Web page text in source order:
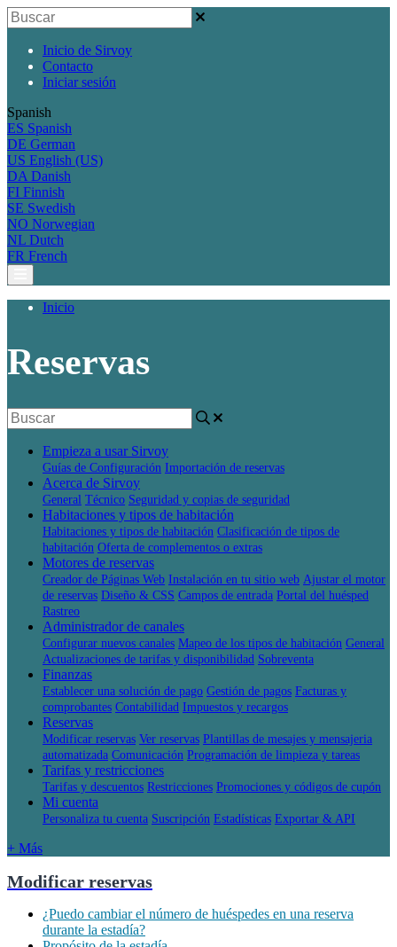
Inicio de Sirvoy
Contacto
Iniciar sesión
Spanish
ES Spanish
DE German
US English (US)
DA Danish
FI Finnish
SE Swedish
NO Norwegian
NL Dutch
FR French
Inicio
Reservas
Empieza a usar Sirvoy
Guías de Configuración Importación de reservas
Acerca de Sirvoy
General Técnico Seguridad y copias de seguridad
Habitaciones y tipos de habitación
Habitaciones y tipos de habitación Clasificación de tipos de
habitación Oferta de complementos o extras
Motores de reservas
Creador de Páginas Web Instalación en tu sitio web Ajustar el motor
de reservas Diseño & CSS Campos de entrada Portal del huésped
Rastreo
Administrador de canales
Configurar nuevos canales Mapeo de los tipos de habitación General
Actualizaciones de tarifas y disponibilidad Sobreventa
Finanzas
Establecer una solución de pago Gestión de pagos Facturas y
comprobantes Contabilidad Impuestos y recargos
Reservas
Modificar reservas Ver reservas Plantillas de mesajes y mensajeria
automatizada Comunicación Programación de limpieza y tareas
Tarifas y restricciones
Tarifas y descuentos Restricciones Promociones y códigos de cupón
Mi cuenta
Personaliza tu cuenta Suscripción Estadísticas Exportar & API
+ Más
Modificar reservas
¿Puedo cambiar el número de huéspedes en una reserva
durante la estadía?